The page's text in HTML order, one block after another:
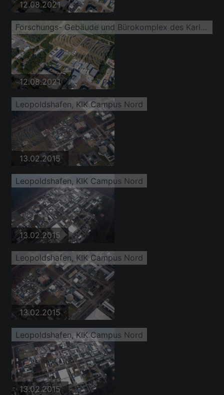
12.08.2021
Forschungs- Gebäude und Bürokomplex des Karlsruhe Institut für Technologie Campus Nord mit IAM-WBM an der Untergrombacher Straße
12.08.2021
Leopoldshafen, KIK Campus Nord
13.02.2015
Leopoldshafen, KIK Campus Nord
13.02.2015
Leopoldshafen, KIK Campus Nord
13.02.2015
Leopoldshafen, KIK Campus Nord
13.02.2015